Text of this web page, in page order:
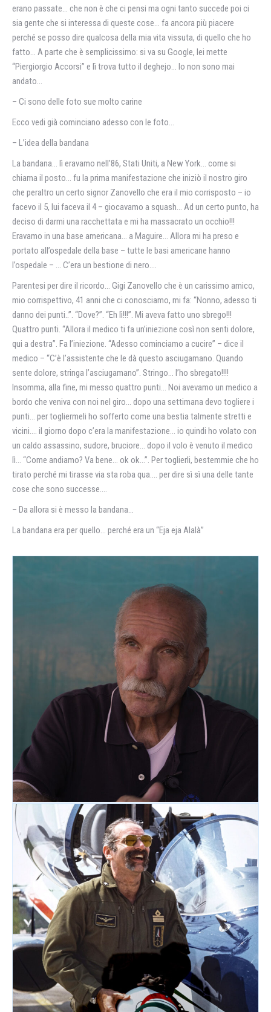
erano passate… che non è che ci pensi ma ogni tanto succede poi ci
sia gente che si interessa di queste cose… fa ancora più piacere
perché se posso dire qualcosa della mia vita vissuta, di quello che ho
fatto… A parte che è semplicissimo: si va su Google, lei mette
“Piergiorgio Accorsi” e lì trova tutto il deghejo… Io non sono mai
andato…
– Ci sono delle foto sue molto carine
Ecco vedi già cominciano adesso con le foto…
– L’idea della bandana
La bandana… lì eravamo nell’86, Stati Uniti, a New York… come si
chiama il posto… fu la prima manifestazione che iniziò il nostro giro
che peraltro un certo signor Zanovello che era il mio corrisposto – io
facevo il 5, lui faceva il 4 – giocavamo a squash… Ad un certo punto, ha
deciso di darmi una racchettata e mi ha massacrato un occhio!!!
Eravamo in una base americana… a Maguire… Allora mi ha preso e
portato all’ospedale della base – tutte le basi americane hanno
l’ospedale – … C’era un bestione di nero….
Parentesi per dire il ricordo… Gigi Zanovello che è un carissimo amico,
mio corrispettivo, 41 anni che ci conosciamo, mi fa: “Nonno, adesso ti
danno dei punti..”. “Dove?”. “Eh lì!!!”. Mi aveva fatto uno sbrego!!!
Quattro punti. “Allora il medico ti fa un’iniezione così non senti dolore,
qui a destra”. Fa l’iniezione. “Adesso cominciamo a cucire” – dice il
medico – “C’è l’assistente che le dà questo asciugamano. Quando
sente dolore, stringa l’asciugamano”. Stringo… l’ho sbregato!!!!
Insomma, alla fine, mi messo quattro punti… Noi avevamo un medico a
bordo che veniva con noi nel giro… dopo una settimana devo togliere i
punti… per togliermeli ho sofferto come una bestia talmente stretti e
vicini…. il giorno dopo c’era la manifestazione… io quindi ho volato con
un caldo assassino, sudore, bruciore… dopo il volo è venuto il medico
lì… “Come andiamo? Va bene… ok ok…”. Per toglierli, bestemmie che ho
tirato perché mi tirasse via sta roba qua…. per dire sì sì una delle tante
cose che sono successe….
– Da allora si è messo la bandana…
La bandana era per quello… perché era un “Eja eja Alalà”